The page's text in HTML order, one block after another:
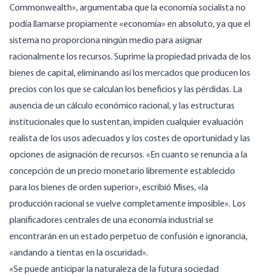
Commonwealth», argumentaba que la economía socialista no
podía llamarse propiamente «economía» en absoluto, ya que el
sistema no proporciona ningún medio para asignar
racionalmente los recursos. Suprime la propiedad privada de los
bienes de capital, eliminando así los mercados que producen los
precios con los que se calculan los beneficios y las pérdidas. La
ausencia de un cálculo económico racional, y las estructuras
institucionales que lo sustentan, impiden cualquier evaluación
realista de los usos adecuados y los costes de oportunidad y las
opciones de asignación de recursos. «En cuanto se renuncia a la
concepción de un precio monetario libremente establecido
para los bienes de orden superior», escribió Mises, «la
producción racional se vuelve completamente imposible». Los
planificadores centrales de una economía industrial se
encontrarán en un estado perpetuo de confusión e ignorancia,
«andando a tientas en la oscuridad».
«Se puede anticipar la naturaleza de la futura sociedad